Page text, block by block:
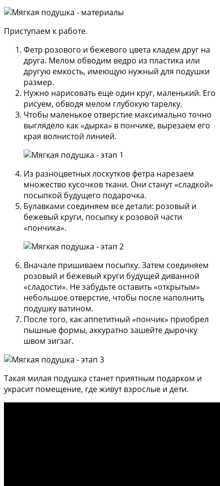
Приступаем к работе.
Фетр розового и бежевого цвета кладем друг на
друга. Мелом обводим ведро из пластика или
другую емкость, имеющую нужный для подушки
размер.
Нужно нарисовать еще один круг, маленький. Его
рисуем, обводя мелом глубокую тарелку.
Чтобы маленькое отверстие максимально точно
выглядело как «дырка» в пончике, вырезаем его
края волнистой линией.
Из разноцветных лоскутков фетра нарезаем
множество кусочков ткани. Они станут «сладкой»
посыпкой будущего подарочка.
Булавками соединяем все детали: розовый и
бежевый круги, посыпку к розовой части
«пончика».
Вначале пришиваем посыпку. Затем соединяем
розовый и бежевый круги будущей диванной
«сладости». Не забудьте оставить «открытым»
небольшое отверстие, чтобы после наполнить
подушку ватином.
После того, как аппетитный «пончик» приобрел
пышные формы, аккуратно зашейте дырочку
швом зигзаг.
Такая милая подушка станет приятным подарком и
украсит помещение, где живут взрослые и дети.